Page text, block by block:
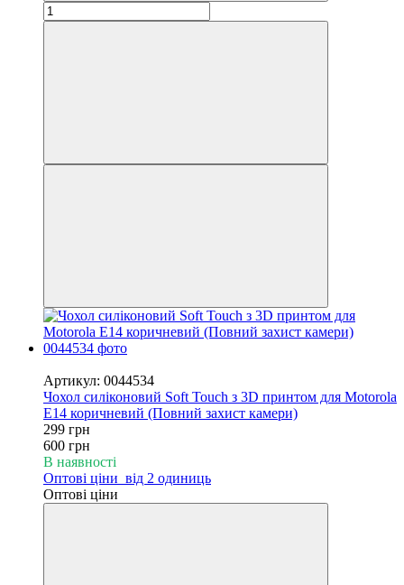
Артикул: 0044534
Чохол силіконовий Soft Touch з 3D принтом для Motorola
E14 коричневий (Повний захист камери)
299 грн
600 грн
В наявності
Оптові ціни від 2 одиниць
Оптові ціни